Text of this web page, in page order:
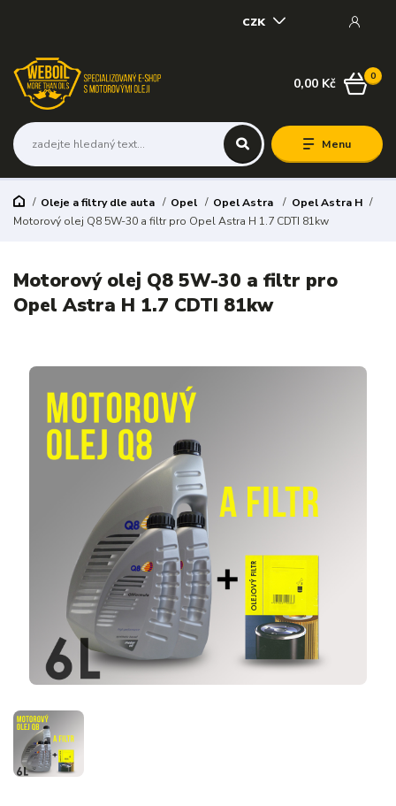
Menu
CZK
0
0,00 Kč
Oleje a filtry dle auta Opel Opel Astra
Opel Astra H
Motorový olej Q8 5W-30 a filtr pro Opel Astra H 1.7 CDTI 81kw
Motorový olej Q8 5W-30 a filtr pro
Opel Astra H 1.7 CDTI 81kw